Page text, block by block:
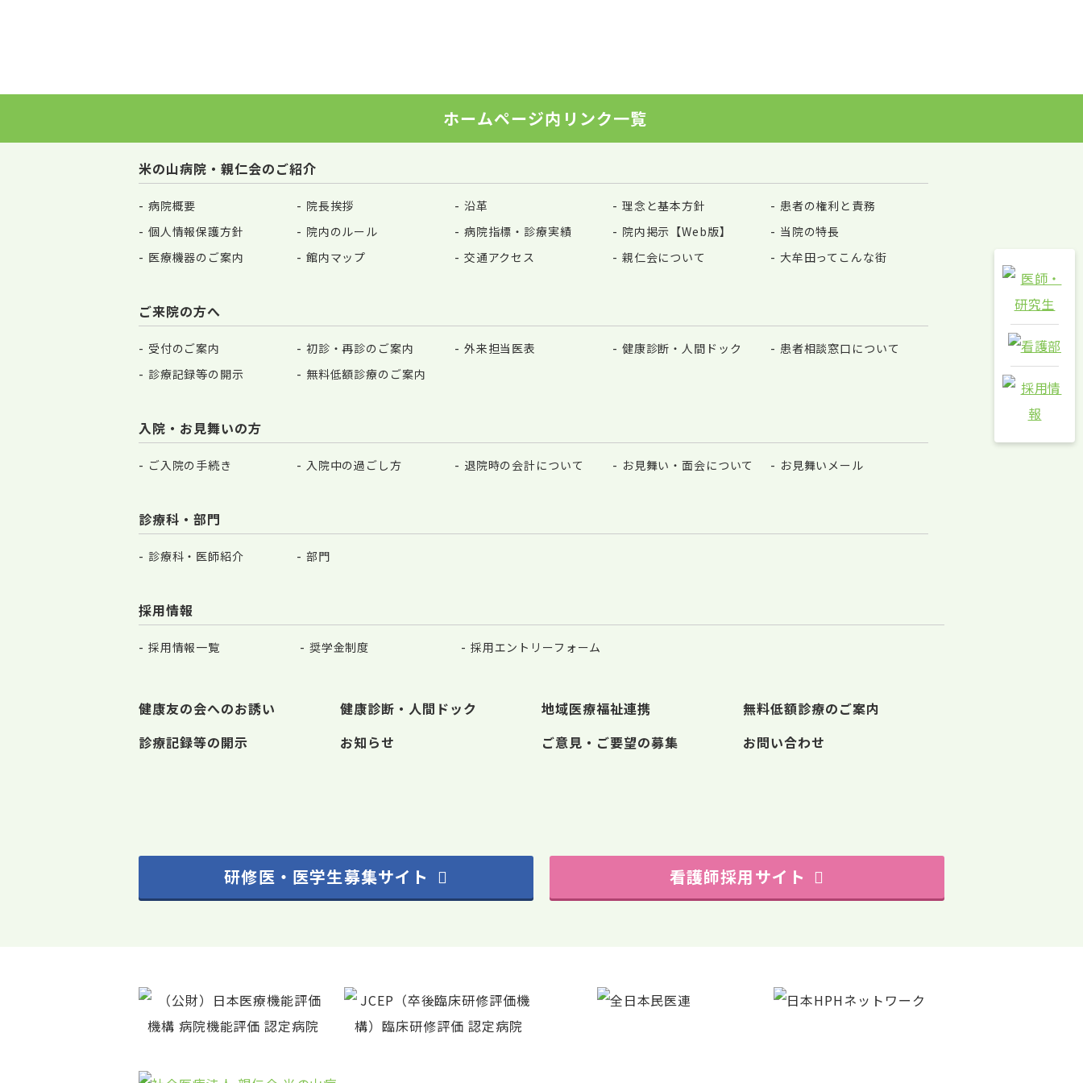
ホームページ内リンク一覧
米の山病院・親仁会のご紹介
病院概要 院長挨拶 沿革 理念と基本方針
患者の権利と責務
個人情報保護方針
院内のルール 病院指標・診療実績 院内掲示【Web版】
当院の特長
医療機器のご案内
館内マップ 交通アクセス 親仁会について 大牟田ってこんな街
ご来院の方へ
受付のご案内 初診・再診のご案内 外来担当医表 健康診断・人間ドック
患者相談窓口について
診療記録等の開示
無料低額診療のご案内
入院・お見舞いの方
ご入院の手続き 入院中の過ごし方 退院時の会計について お見舞い・面会について お見舞いメール
診療科・部門
診療科・医師紹介 部門
採用情報
採用情報一覧 奨学金制度 採用エントリーフォーム
健康友の会へのお誘い 健康診断・人間ドック 地域医療福祉連携
無料低額診療のご案内
診療記録等の開示
お知らせ ご意見・ご要望の募集 お問い合わせ
研修医・医学生募集サイト 看護師採用サイト